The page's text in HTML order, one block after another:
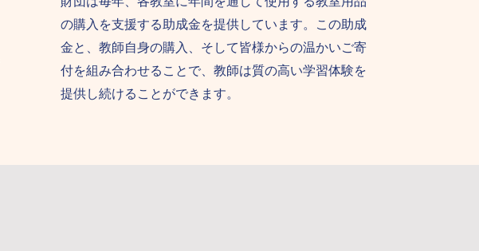
の購入を支援する助成金を提供しています。この助成
金と、教師自身の購入、そして皆様からの温かいご寄
付を組み合わせることで、教師は質の高い学習体験を
提供し続けることができます。